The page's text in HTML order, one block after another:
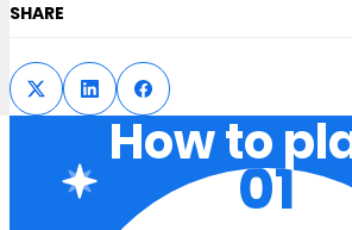
SHARE
How to
01